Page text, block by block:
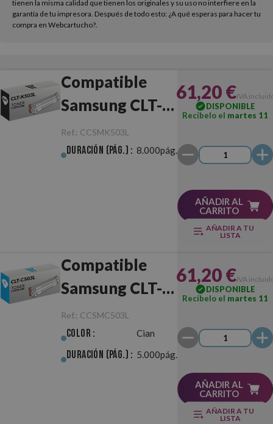
tienen la misma calidad que tienen los originales y su uso no interfiere en la
garantía de tu impresora. Después de todo esto: ¿A qué esperas para hacer tu
compra en Webcartucho?.
Compatible
Samsung CLT-
K503L Negro
Ref.: CCSMK503L
Duración (pág.) : 8.000pág.
61,20 €IVA
DISPONIBLE
Recíbelo el martes 11
AÑADIR AL
CARRITO
AÑADIR A TU
LISTA
Compatible
Samsung CLT-
C503L Cian
Ref.: CCSMC503L
Color : Cian
Duración (pág.) : 5.000pág.
61,20 €IVA
DISPONIBLE
Recíbelo el martes 11
AÑADIR AL
CARRITO
AÑADIR A TU
LISTA